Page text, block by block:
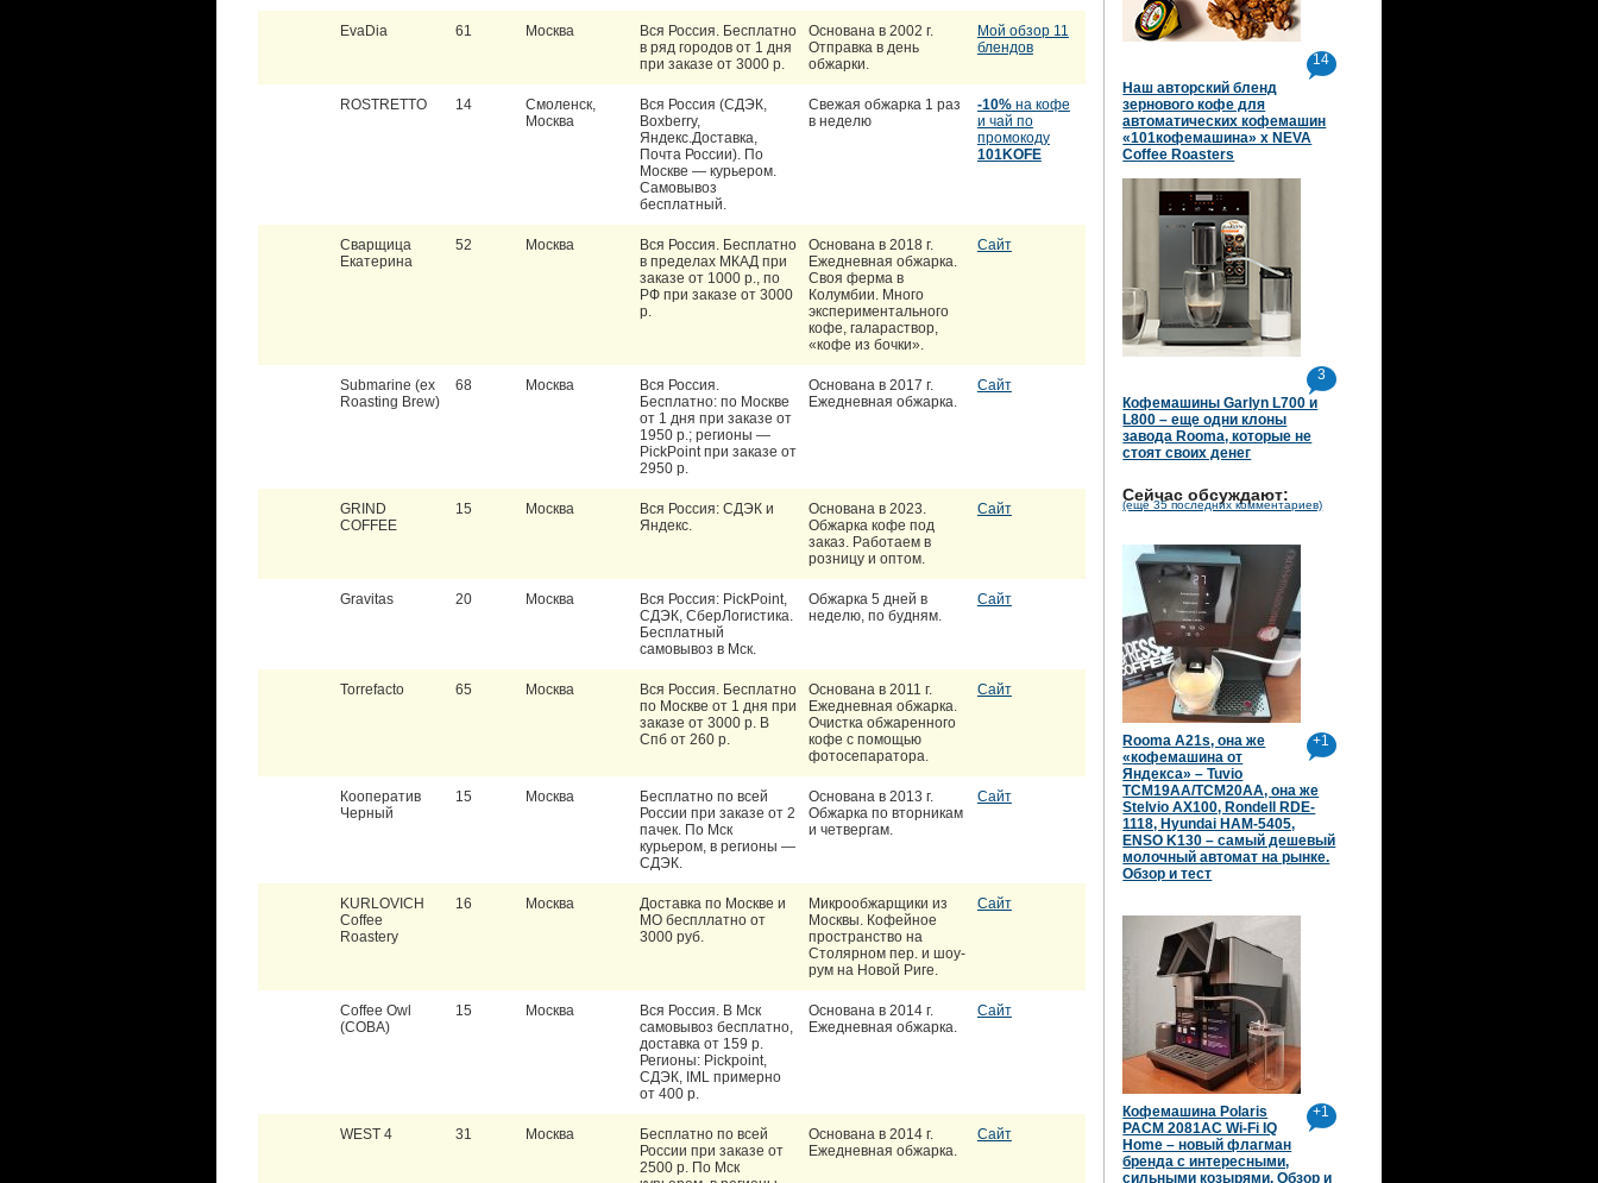
EvaDia 61 Москва
Вся Россия. Бесплатно
в ряд городов от 1 дня
при заказе от 3000 р.
Основана в 2002 г.
Отправка в день
обжарки.
Мой обзор 11
блендов
ROSTRETTO 14
Смоленск,
Москва
Вся Россия (СДЭК,
Boxberry,
Яндекс.Доставка,
Почта России). По
Москве — курьером.
Самовывоз
бесплатный.
Свежая обжарка 1 раз
в неделю
-10%на кофе
и чай по
промокоду
101KOFE
Сварщица
Екатерина
52 Москва
Вся Россия. Бесплатно
в пределах МКАД при
заказе от 1000 р., по
РФ при заказе от 3000
р.
Основана в 2018 г.
Ежедневная обжарка.
Своя ферма в
Колумбии. Много
экспериментального
кофе, галараствор,
«кофе из бочки».
Сайт
Submarine (ex
Roasting Brew)
68 Москва
Вся Россия.
Бесплатно: по Москве
от 1 дня при заказе от
1950 р.; регионы —
PickPoint при заказе от
2950 р.
Основана в 2017 г.
Ежедневная обжарка.
Сайт
GRIND
COFFEE
15 Москва
Вся Россия: СДЭК и
Яндекс.
Основана в 2023.
Обжарка кофе под
заказ. Работаем в
розницу и оптом.
Сайт
Gravitas 20 Москва
Вся Россия: PickPoint,
СДЭК, СберЛогистика.
Бесплатный
самовывоз в Мск.
Обжарка 5 дней в
неделю, по будням.
Сайт
Torrefacto 65 Москва
Вся Россия. Бесплатно
по Москве от 1 дня при
заказе от 3000 р. В
Спб от 260 р.
Основана в 2011 г.
Ежедневная обжарка.
Очистка обжаренного
кофе с помощью
фотосепаратора.
Сайт
Кооператив
Черный
15 Москва
Бесплатно по всей
России при заказе от 2
пачек. По Мск
курьером, в регионы —
СДЭК.
Основана в 2013 г.
Обжарка по вторникам
и четвергам.
Сайт
KURLOVICH
Coffee
Roastery
16 Москва
Доставка по Москве и
МО беспллатно от
3000 руб.
Микрообжарщики из
Москвы. Кофейное
пространство на
Столярном пер. и шоу-
рум на Новой Риге.
Сайт
Coffee Owl
(СОВА)
15 Москва
Вся Россия. В Мск
самовывоз бесплатно,
доставка от 159 р.
Регионы: Pickpoint,
СДЭК, IML примерно
от 400 р.
Основана в 2014 г.
Ежедневная обжарка.
Сайт
WEST 4 31 Москва
Бесплатно по всей
России при заказе от
2500 р. По Мск
Основана в 2014 г.
Ежедневная обжарка.
Сайт
14
Наш авторский бленд
зернового кофе для
автоматических кофемашин
«101кофемашина» х NEVA
Coffee Roasters
3
Кофемашины Garlyn L700 и
L800 – еще одни клоны
завода Rooma, которые не
стоят своих денег
Сейчас обсуждают:
(ещё 35 последних комментариев)
+1
Rooma A21s, она же
«кофемашина от
Яндекса» – Tuvio
TCM19AA/TCM20AA, она же
Stelvio AX100, Rondell RDE-
1118, Hyundai HAM-5405,
ENSO K130 – самый дешевый
молочный автомат на рынке.
Обзор и тест
+1
Кофемашина Polaris
PACM 2081AC Wi-Fi IQ
Home – новый флагман
бренда с интересными,
сильными козырями. Обзор и